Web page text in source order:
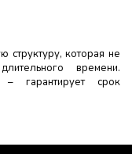
структуру, которая не
времени.
гарантирует срок